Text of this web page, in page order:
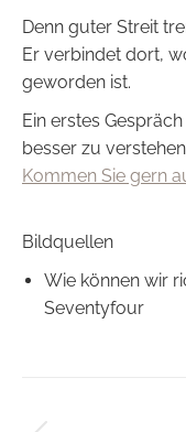
Denn guter Streit
Er verbindet dort,
geworden ist.
Ein erstes
besser zu
Kommen Sie gern
Bildquellen
Wie können wir
Seventyfour